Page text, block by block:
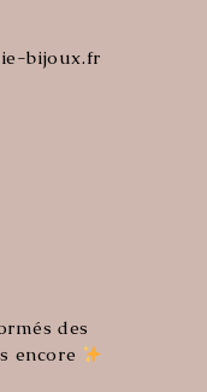
bijoux.frS’ouvre
des
encore